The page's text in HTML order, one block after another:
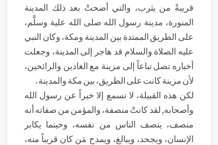
قريبةً من يثرب، والتي أضحتْ بعد ذلك المدينة
المنورة، مدينة رسول الله صلى الله علية وسلَّم،
على الطريق الممتدة بين المدينة ومكة، وكان النبي
عليه الصلاة والسلام قد هاجر إلى المدينة، وجعلت
أخباره تصل تباعاً إلى مزينة مع الغادين والرائحين،
لأن مزينة كانت على الطريق، بين مكة والمدينة .
لكن هذه القبيلة، لا تسمع إلا خيراً عن رسول الله
وأصحابه, لقد كانتْ منصفة، والمؤمن من صفاته أنه
منصف، ينصف الناس من نفسه، وحينما يكابر
الإنسان، ويجحد، ويبالغ، ويمدح مَن كان قريباً منه،